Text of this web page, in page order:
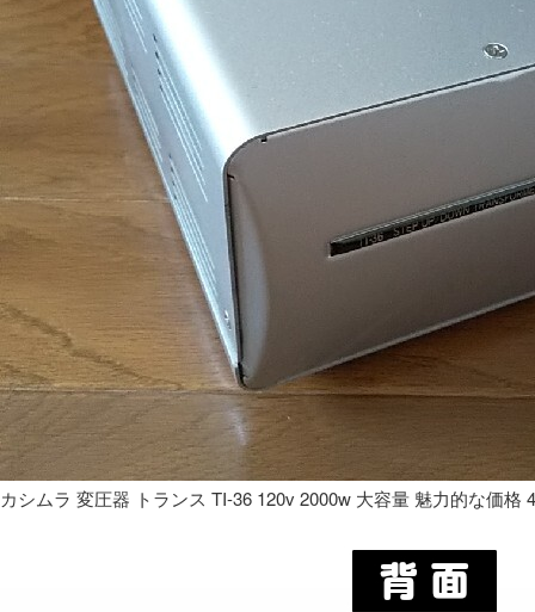
カシムラ 変圧器 トランス TI-36 120v 2000w 大容量 魅力的な価格